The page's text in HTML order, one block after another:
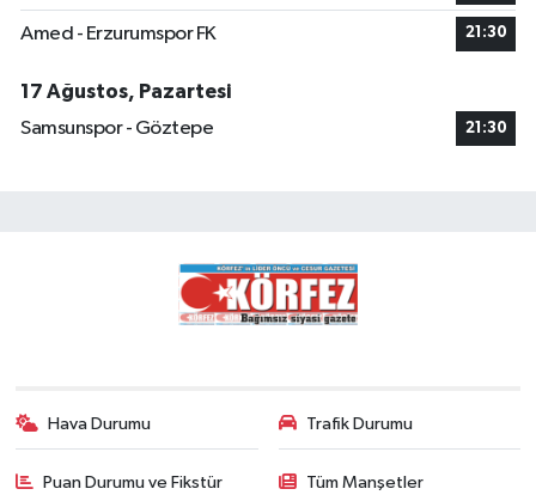
Amed - Erzurumspor FK 21:30
17 Ağustos, Pazartesi
Samsunspor - Göztepe
21:30
Hava Durumu Trafik Durumu
Puan Durumu ve Fikstür Tüm Manşetler